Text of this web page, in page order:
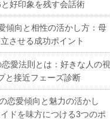
好印象を残す会話術
傾向と相性の活かし方：母
させる成功ポイント
愛法則とは：好きな人の視
と接近フェーズ診断
恋愛傾向と魅力の活かし
ドを味方につける3つのポ